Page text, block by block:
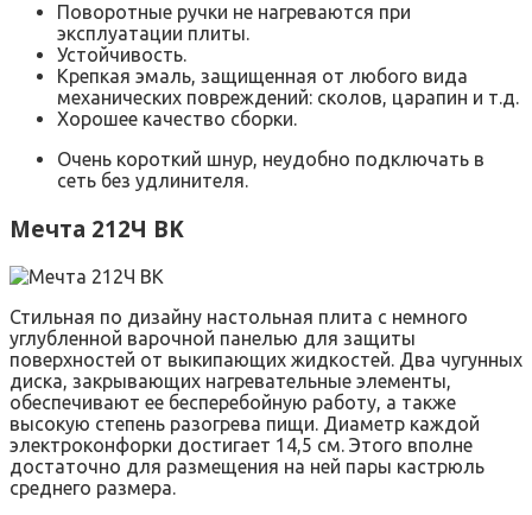
Поворотные ручки не нагреваются при
эксплуатации плиты.
Устойчивость.
Крепкая эмаль, защищенная от любого вида
механических повреждений: сколов, царапин и т.д.
Хорошее качество сборки.
Очень короткий шнур, неудобно подключать в
сеть без удлинителя.
Мечта 212Ч BK
Стильная по дизайну настольная плита с немного
углубленной варочной панелью для защиты
поверхностей от выкипающих жидкостей. Два чугунных
диска, закрывающих нагревательные элементы,
обеспечивают ее бесперебойную работу, а также
высокую степень разогрева пищи. Диаметр каждой
электроконфорки достигает 14,5 см. Этого вполне
достаточно для размещения на ней пары кастрюль
среднего размера.